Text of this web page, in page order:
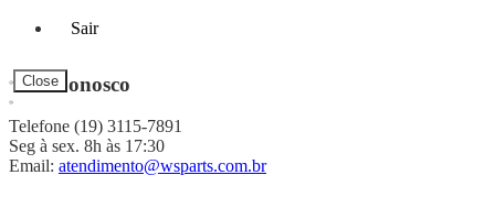
Sair
Close
Fale Conosco
Telefone (19) 3115-7891
Seg à sex. 8h às 17:30
Email: atendimento@wsparts.com.br